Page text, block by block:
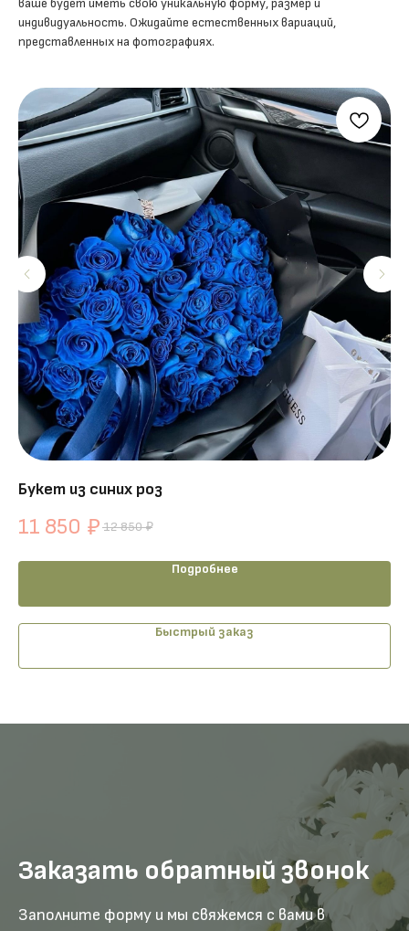
ваше будет иметь свою уникальную форму, размер и
индивидуальность. Ожидайте естественных вариаций,
представленных на фотографиях.
Букет из синих роз
11 850 ₽ 12 850 ₽
Подробнее
Быстрый заказ
Заказать обратный звонок
Заполните форму и мы свяжемся с вами в